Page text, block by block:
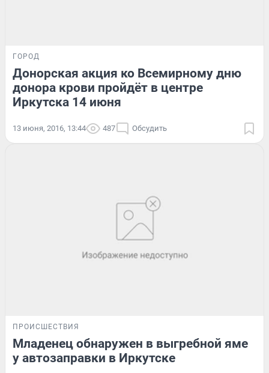
ГОРОД
Донорская акция ко Всемирному дню
донора крови пройдёт в центре
Иркутска 14 июня
13 июня, 2016, 13:44 487 Обсудить
ПРОИСШЕСТВИЯ
Младенец обнаружен в выгребной яме
у автозаправки в Иркутске